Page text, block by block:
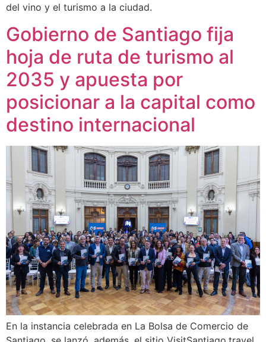
del vino y el turismo a la ciudad.
Gobierno de Santiago fija
hoja de ruta de turismo al
2035 y apuesta por
posicionar a la capital como
destino internacional
En la instancia celebrada en La Bolsa de Comercio de